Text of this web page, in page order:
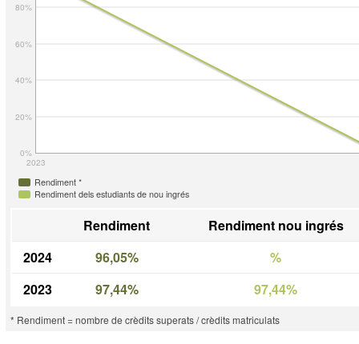
2023
0%
20%
40%
60%
80%
Rendiment *
Rendiment dels estudiants de nou ingrés
Rendiment
Rendiment nou ingrés
2024
96,05%
%
2023
97,44% 97,44%
* Rendiment = nombre de crèdits superats / crèdits matriculats